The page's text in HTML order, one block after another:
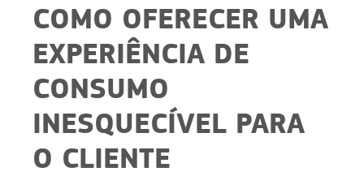
COMO OFERECER UMA
EXPERIÊNCIA DE
CONSUMO
INESQUECÍVEL PARA
O CLIENTE